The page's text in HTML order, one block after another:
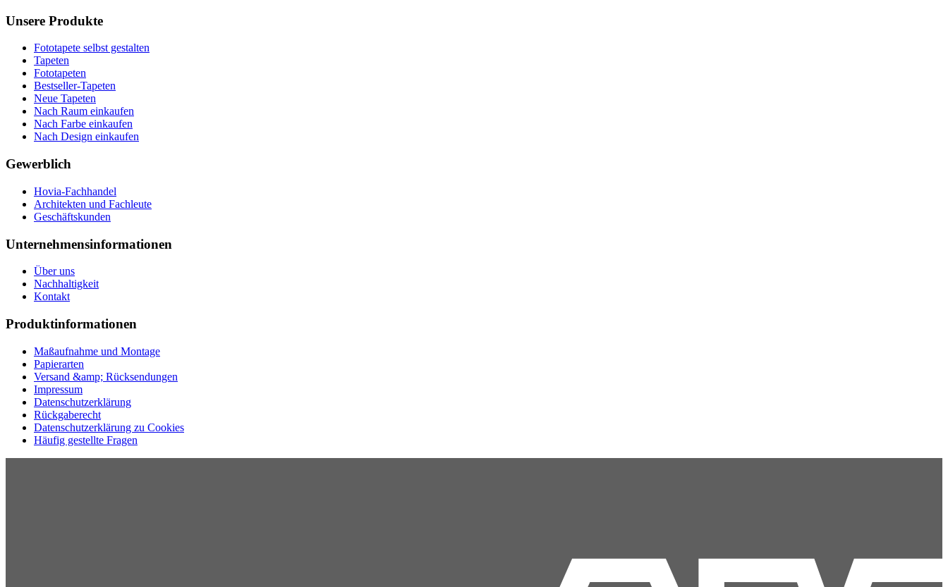
Unsere Produkte
Fototapete selbst gestalten
Tapeten
Fototapeten
Bestseller-Tapeten
Neue Tapeten
Nach Raum einkaufen
Nach Farbe einkaufen
Nach Design einkaufen
Gewerblich
Hovia-Fachhandel
Architekten und Fachleute
Geschäftskunden
Unternehmensinformationen
Über uns
Nachhaltigkeit
Kontakt
Produktinformationen
Maßaufnahme und Montage
Papierarten
Versand &amp; Rücksendungen
Impressum
Datenschutzerklärung
Rückgaberecht
Datenschutzerklärung zu Cookies
Häufig gestellte Fragen